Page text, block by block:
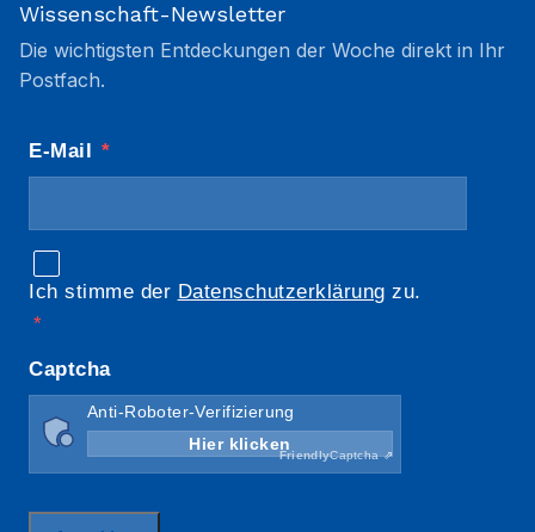
Wissenschaft-Newsletter
Die wichtigsten Entdeckungen der Woche direkt in Ihr
Postfach.